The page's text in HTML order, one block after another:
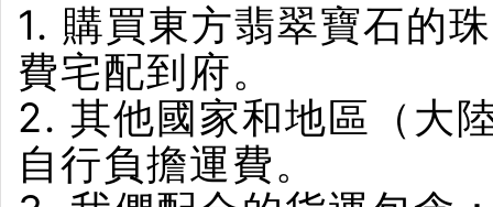
1. 購買東方翡翠寶石的
費宅配到府。
2. 其他國家和地區（大
自行負擔運費。